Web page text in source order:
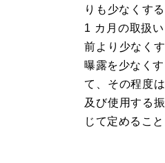
りも少なくす
1 カ月の取扱
前より少なく
曝露を少なく
て、その程度
及び使用する
じて定めること